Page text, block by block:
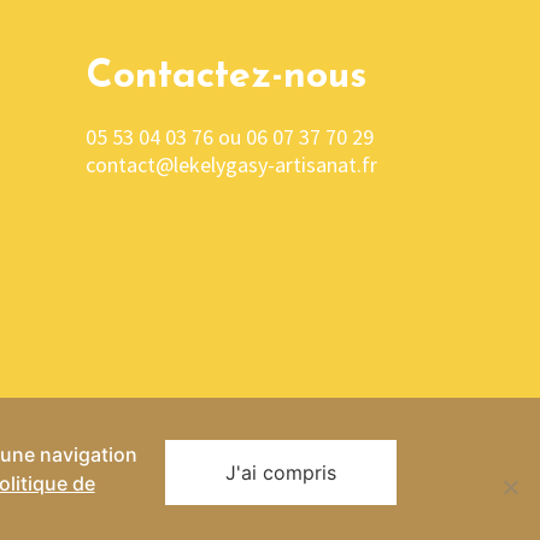
Contactez-nous
05 53 04 03 76 ou 06 07 37 70 29
contact@lekelygasy-artisanat.fr
navigation
de
J'ai compris